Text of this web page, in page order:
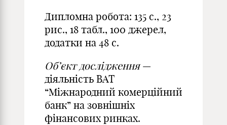
Дипломна робота: 135 с., 23
рис., 18 табл., 100 джерел,
додатки на 48 с.
Об’єкт дослідження—
діяльність ВАТ
“Міжнародний комерційний
банк” на зовнішніх
фінансових ринках.